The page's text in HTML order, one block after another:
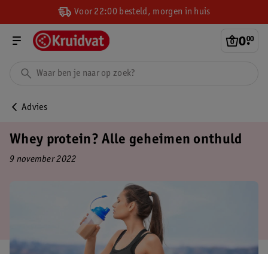
Voor 22:00 besteld, morgen in huis
0.
00
Advies
Whey protein? Alle geheimen onthuld
9 november 2022